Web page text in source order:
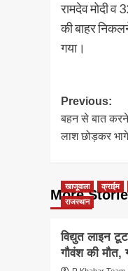
रामदेव मोदी व
की बाहर
गया।
Post
Previous:
बहन से बात करने
लाश छोड़कर भागे
More
खाजूवाला क्राईम
राजस्थान
विद्युत लाइन
गौवंश की मौत,